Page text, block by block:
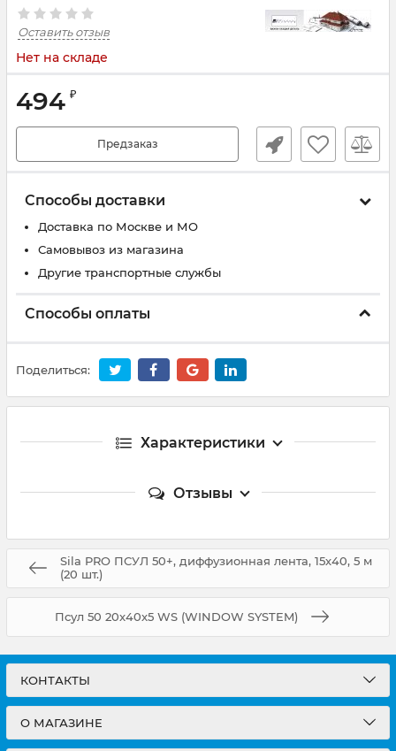
Оставить отзыв
Нет на складе
494 ₽
Предзаказ
Способы доставки
Доставка по Москве и МО
Самовывоз из магазина
Другие транспортные службы
Способы оплаты
Поделиться:
Характеристики
Отзывы
Sila PRO ПСУЛ 50+, диффузионная лента, 15х40, 5 м
(20 шт.)
Псул 50 20x40x5 WS (WINDOW SYSTEM)
КОНТАКТЫ
О МАГАЗИНЕ